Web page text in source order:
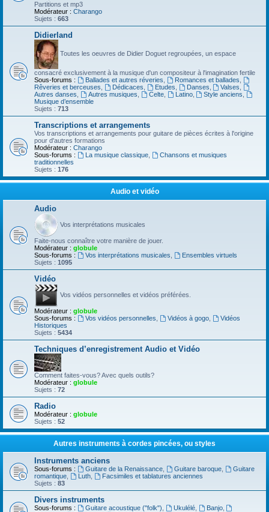
Partitions et mp3
Modérateur : Charango
Sujets : 663
Didierland
Toutes les oeuvres de Didier Doguet regroupées, un espace
consacré exclusivement à la musique d'un compositeur à l'imagination fertile
Sous-forums :
Ballades et autres réveries Romances et ballades
Rêveries et berceuses
Dédicaces Etudes Danses Valses
Autres danses
Autres musiques Celte, Latino, Style anciens
Musique d’ensemble
Sujets : 713
Transcriptions et arrangements
Vos transcriptions et arrangements pour guitare de pièces écrites à l'origine
pour d'autres formations
Modérateur : Charango
Sous-forums :
La musique classique,
Chansons et musiques
traditionnelles
Sujets : 176
Audio et vidéo
Audio
Vos interprétations musicales
Faite-nous connaître votre manière de jouer.
Modérateur : globule
Sous-forums :
Vos interprétations musicales
Ensembles virtuels
Sujets : 1095
Vidéo
Vos vidéos personnelles et vidéos préférées.
Modérateur : globule
Sous-forums :
Vos vidéos personnelles Vidéos à gogo,
Vidéos
Historiques
Sujets : 5434
Techniques d’enregistrement Audio et Vidéo
Comment faites-vous? Avec quels outils?
Modérateur : globule
Sujets : 72
Radio
Modérateur : globule
Sujets : 52
Autres instruments à cordes pincées, ou styles
Instruments anciens
Sous-forums : Guitare de la Renaissance, Guitare baroque,
Guitare
romantique
Luth,
Facsimiles et tablatures anciennes
Sujets : 83
Divers instruments
Sous-forums : Guitare acoustique ("folk") Ukulélé, Banjo,